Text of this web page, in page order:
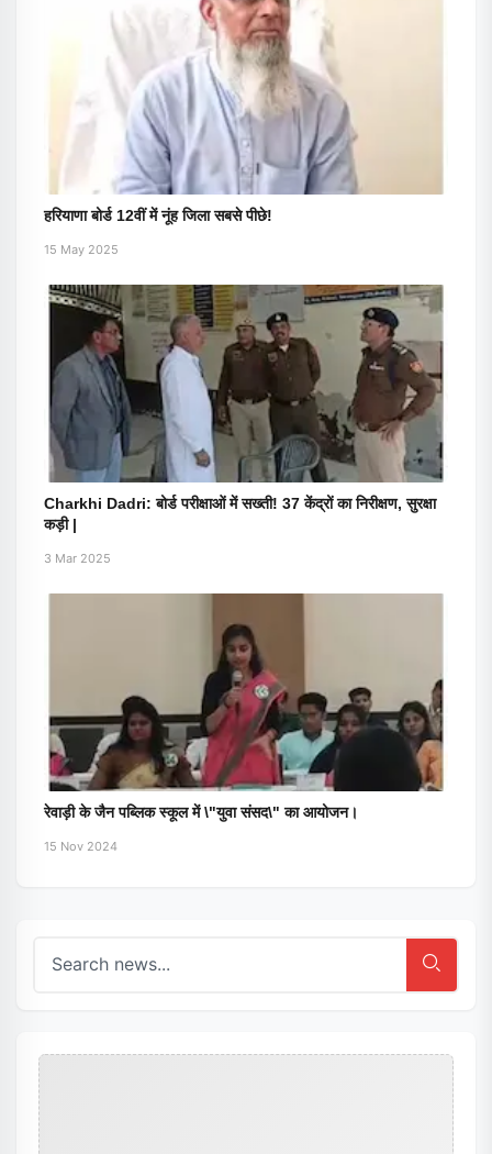
हरियाणा बोर्ड 12वीं में नूंह जिला सबसे पीछे!
15 May 2025
Charkhi Dadri: बोर्ड परीक्षाओं में सख्ती! 37 केंद्रों का निरीक्षण, सुरक्षा
कड़ी |
3 Mar 2025
रेवाड़ी के जैन पब्लिक स्कूल में \"युवा संसद\" का आयोजन।
15 Nov 2024